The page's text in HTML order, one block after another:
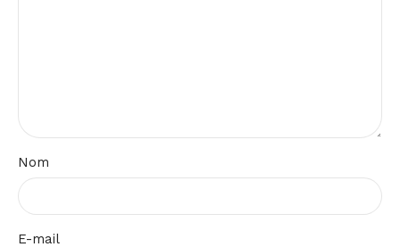
Nom
E-mail